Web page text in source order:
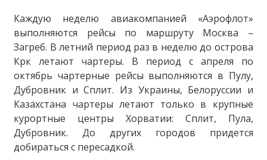
Каждую неделю авиакомпанией «Аэрофлот»
выполняются рейсы по маршруту Москва –
Загреб. В летний период раз в неделю до острова
Крк летают чартеры. В период с апреля по
октябрь чартерные рейсы выполняются в Пулу,
Дубровник и Сплит. Из Украины, Белоруссии и
Казахстана чартеры летают только в крупные
курортные центры Хорватии: Сплит, Пула,
Дубровник. До других городов придется
добираться с пересадкой.